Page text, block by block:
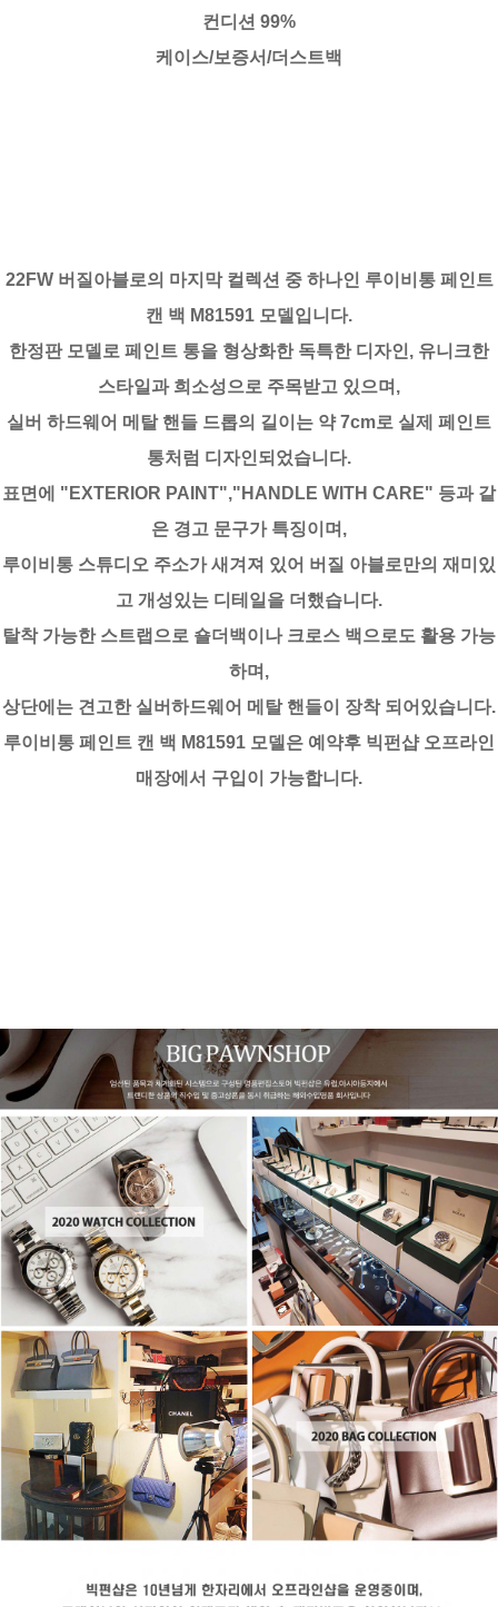
컨디션 99%
케이스/보증서/더스트백
22FW 버질아블로의 마지막 컬렉션 중 하나인 루이비통 페인트
캔 백 M81591 모델입니다.
한정판 모델로 페인트 통을 형상화한 독특한 디자인, 유니크한
스타일과 희소성으로 주목받고 있으며,
실버 하드웨어 메탈 핸들 드롭의 길이는 약 7cm로 실제 페인트
통처럼 디자인되었습니다.
표면에 "EXTERIOR PAINT","HANDLE WITH CARE" 등과 같
은 경고 문구가 특징이며,
루이비통 스튜디오 주소가 새겨져 있어 버질 아블로만의 재미있
고 개성있는 디테일을 더했습니다.
탈착 가능한 스트랩으로 숄더백이나 크로스 백으로도 활용 가능
하며,
상단에는 견고한 실버하드웨어 메탈 핸들이 장착 되어있습니다.
루이비통 페인트 캔 백 M81591 모델은 예약후 빅펀샵 오프라인
매장에서 구입이 가능합니다.